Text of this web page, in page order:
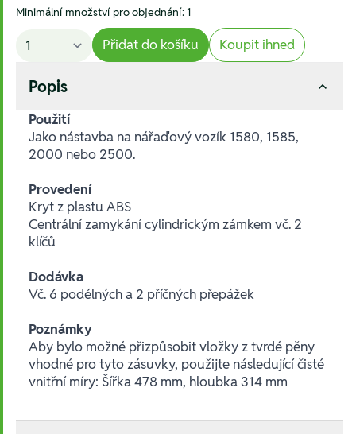
Minimální množství pro objednání: 1
Přidat do košíku Koupit ihned
Popis
Použití
Jako nástavba na nářaďový vozík 1580, 1585,
2000 nebo 2500.
Provedení
Kryt z plastu ABS
Centrální zamykání cylindrickým zámkem vč. 2
klíčů
Dodávka
Vč. 6 podélných a 2 příčných přepážek
Poznámky
Aby bylo možné přizpůsobit vložky z tvrdé pěny
vhodné pro tyto zásuvky, použijte následující čisté
vnitřní míry: Šířka 478 mm, hloubka 314 mm